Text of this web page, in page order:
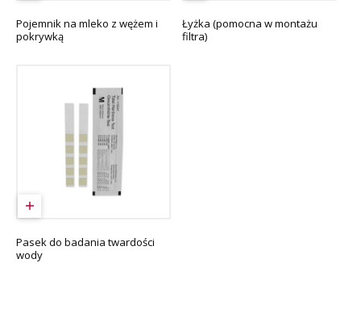
Pojemnik na mleko z wężem i
pokrywką
Łyżka (pomocna w montażu
filtra)
Pasek do badania twardości
wody